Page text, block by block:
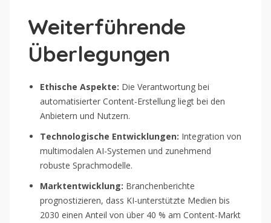
Weiterführende
Überlegungen
Ethische Aspekte: Die Verantwortung bei
automatisierter Content-Erstellung liegt bei den
Anbietern und Nutzern.
Technologische Entwicklungen: Integration von
multimodalen AI-Systemen und zunehmend
robuste Sprachmodelle.
Marktentwicklung: Branchenberichte
prognostizieren, dass KI-unterstützte Medien bis
2030 einen Anteil von über 40 % am Content-Markt